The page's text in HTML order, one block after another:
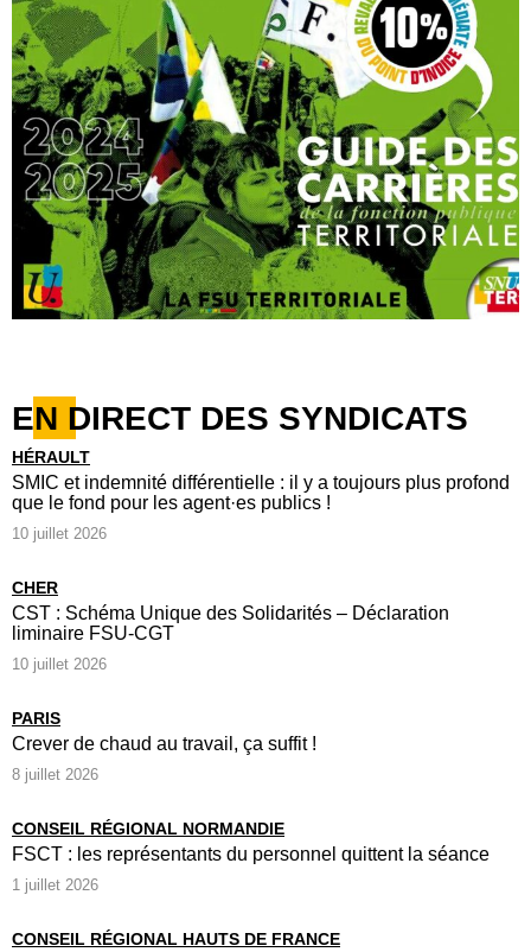
EN DIRECT DES SYNDICATS
HÉRAULT
SMIC et indemnité différentielle : il y a toujours plus profond
que le fond pour les agent·es publics !
10 juillet 2026
CHER
CST : Schéma Unique des Solidarités – Déclaration
liminaire FSU-CGT
10 juillet 2026
PARIS
Crever de chaud au travail, ça suffit !
8 juillet 2026
CONSEIL RÉGIONAL NORMANDIE
FSCT : les représentants du personnel quittent la séance
1 juillet 2026
CONSEIL RÉGIONAL HAUTS DE FRANCE